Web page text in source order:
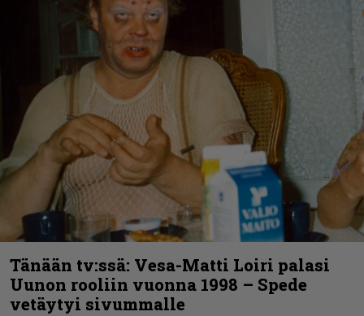
Tänään tv:ssä: Vesa-Matti Loiri palasi
Uunon rooliin vuonna 1998 – Spede
vetäytyi sivummalle